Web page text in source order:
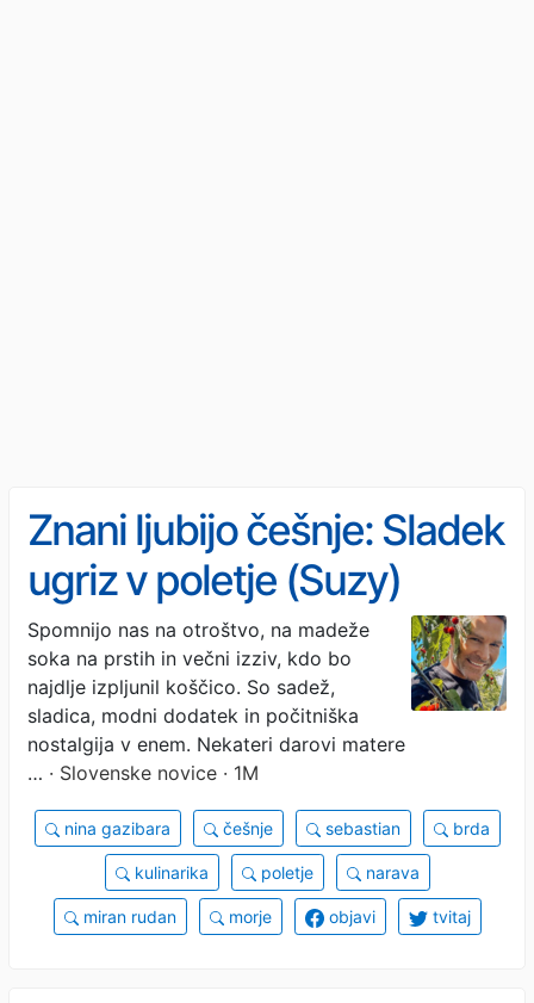
Znani ljubijo češnje: Sladek
ugriz v poletje (Suzy)
Spomnijo nas na otroštvo, na madeže
soka na prstih in večni izziv, kdo bo
najdlje izpljunil koščico. So sadež,
sladica, modni dodatek in počitniška
nostalgija v enem. Nekateri darovi matere
… · Slovenske novice · 1M
nina gazibara češnje sebastian brda
kulinarika poletje narava
miran rudan morje objavi tvitaj